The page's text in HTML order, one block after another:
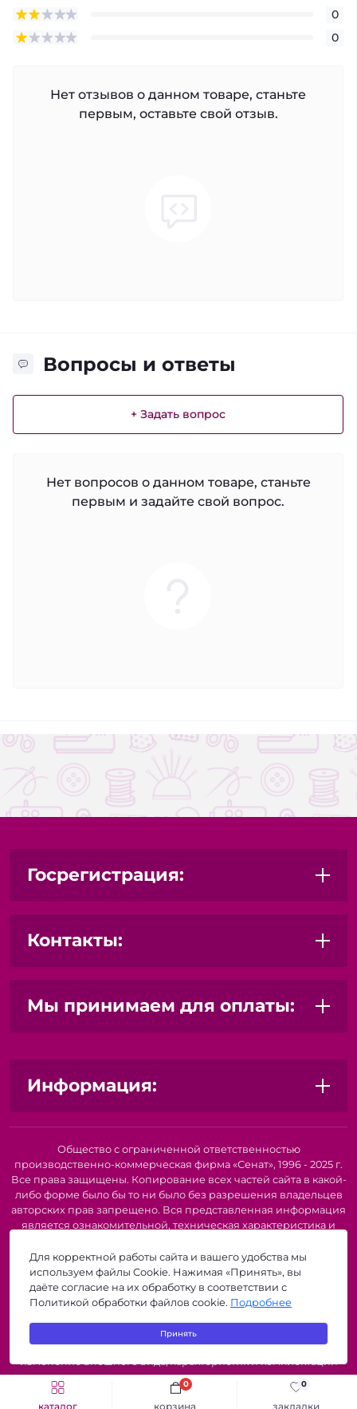
каталог закладки
0
корзина
0
0
0
Нет отзывов о данном товаре, станьте
первым, оставьте свой отзыв.
Вопросы и ответы
+ Задать вопрос
Нет вопросов о данном товаре, станьте
первым и задайте свой вопрос.
Госрегистрация:
Контакты:
Мы принимаем для оплаты:
Информация:
Общество с ограниченной ответственностью
производственно-коммерческая фирма «Сенат», 1996 - 2025 г.
Все права защищены. Копирование всех частей сайта в какой-
либо форме было бы то ни было без разрешения владельцев
авторских прав запрещено. Вся представленная информация
является ознакомительной, техническая характеристика и
информации о наличии и стоимости указанных товаров и
(или) услуг, пожалуйста, обратитесь к нашим менеджерам по
телефону или по электронной почте. Описание и
изображение товара носят информационный характер и
представленных в технической документации производителя.
Производители о предоставлении за собой права на
изменение внешнего вида, характеристик и комплектации
товара, предварительно не уведомляя продавцов и
потребителей. Рекомендуется при покупке проверить
Для корректной работы сайта и вашего удобства мы
используем файлы Cookie. Нажимая «Принять», вы
даёте согласие на их обработку в соответствии с
Политикой обработки файлов cookie. Подробнее
Принять